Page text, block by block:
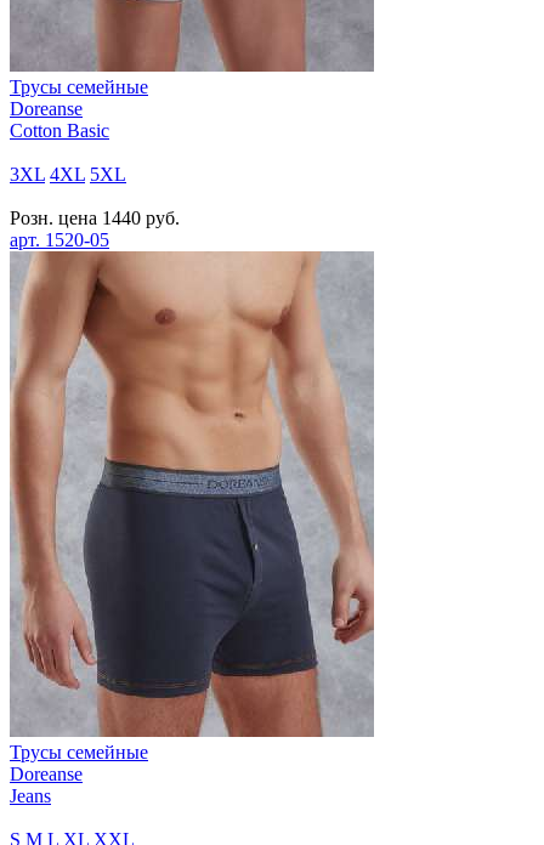
Трусы семейные
Doreanse
Cotton Basic
3XL 4XL 5XL
Розн. цена 1440 руб.
арт. 1520-05
Трусы семейные
Doreanse
Jeans
S M L XL XXL